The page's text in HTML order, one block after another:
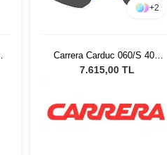
+2
Carrera Carduc 060/S 40G
99 Unisex Güneş Gözlüğü
7.615,00 TL